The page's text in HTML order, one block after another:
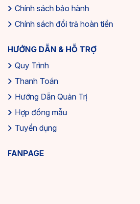
Chính sách bảo hành
Chính sách đổi trả hoàn tiền
HƯỚNG DẪN & HỖ TRỢ
Quy Trình
Thanh Toán
Hướng Dẫn Quản Trị
Hợp đồng mẫu
Tuyển dụng
FANPAGE